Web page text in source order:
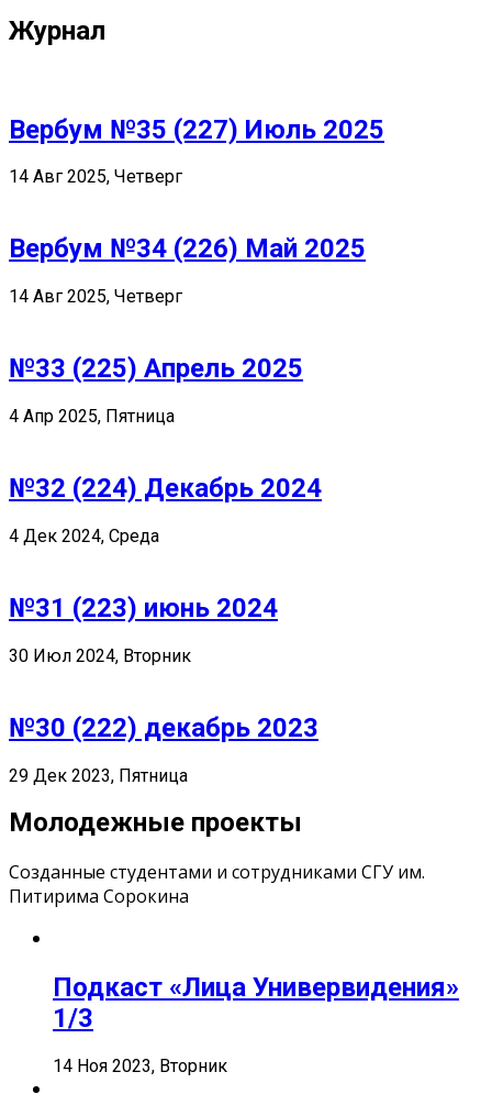
Журнал
Вербум №35 (227) Июль 2025
14 Авг 2025, Четверг
Вербум №34 (226) Май 2025
14 Авг 2025, Четверг
№33 (225) Апрель 2025
4 Апр 2025, Пятница
№32 (224) Декабрь 2024
4 Дек 2024, Среда
№31 (223) июнь 2024
30 Июл 2024, Вторник
№30 (222) декабрь 2023
29 Дек 2023, Пятница
Молодежные проекты
Созданные студентами и сотрудниками СГУ им.
Питирима Сорокина
Подкаст «Лица Универвидения»
1/3
14 Ноя 2023, Вторник